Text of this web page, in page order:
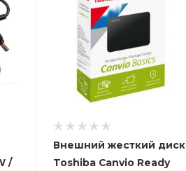
/
Внешний жесткий диск
Toshiba Canvio Ready